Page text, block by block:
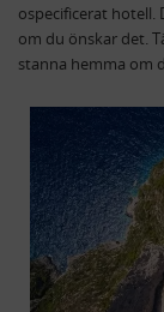
ospecificerat hotell.
om du önskar det.
stanna hemma om